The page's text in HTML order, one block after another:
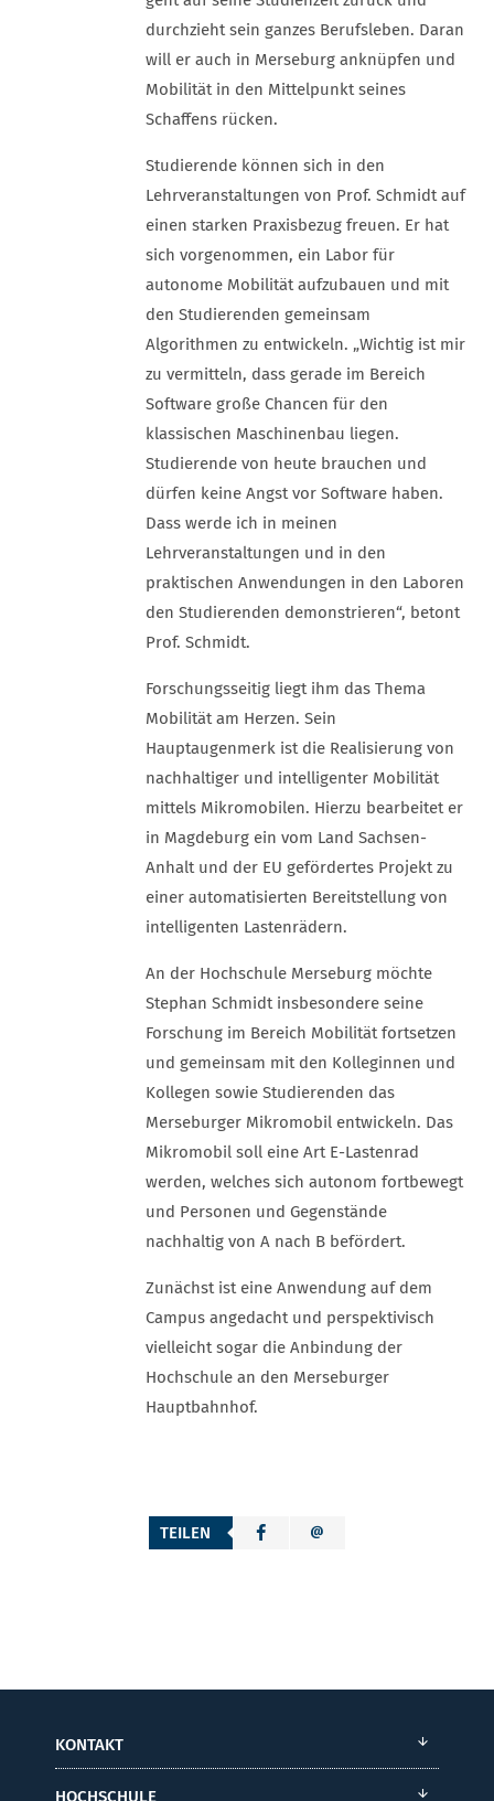
durchzieht sein ganzes Berufsleben. Daran
will er auch in Merseburg anknüpfen und
Mobilität in den Mittelpunkt seines
Schaffens rücken.
Studierende können sich in den
Lehrveranstaltungen von Prof. Schmidt auf
einen starken Praxisbezug freuen. Er hat
sich vorgenommen, ein Labor für
autonome Mobilität aufzubauen und mit
den Studierenden gemeinsam
Algorithmen zu entwickeln. „Wichtig ist mir
zu vermitteln, dass gerade im Bereich
Software große Chancen für den
klassischen Maschinenbau liegen.
Studierende von heute brauchen und
dürfen keine Angst vor Software haben.
Dass werde ich in meinen
Lehrveranstaltungen und in den
praktischen Anwendungen in den Laboren
den Studierenden demonstrieren“, betont
Prof. Schmidt.
Forschungsseitig liegt ihm das Thema
Mobilität am Herzen. Sein
Hauptaugenmerk ist die Realisierung von
nachhaltiger und intelligenter Mobilität
mittels Mikromobilen. Hierzu bearbeitet er
in Magdeburg ein vom Land Sachsen-
Anhalt und der EU gefördertes Projekt zu
einer automatisierten Bereitstellung von
intelligenten Lastenrädern.
An der Hochschule Merseburg möchte
Stephan Schmidt insbesondere seine
Forschung im Bereich Mobilität fortsetzen
und gemeinsam mit den Kolleginnen und
Kollegen sowie Studierenden das
Merseburger Mikromobil entwickeln. Das
Mikromobil soll eine Art E-Lastenrad
werden, welches sich autonom fortbewegt
und Personen und Gegenstände
nachhaltig von A nach B befördert.
Zunächst ist eine Anwendung auf dem
Campus angedacht und perspektivisch
vielleicht sogar die Anbindung der
Hochschule an den Merseburger
Hauptbahnhof.
TEILEN
KONTAKT
HOCHSCHULE